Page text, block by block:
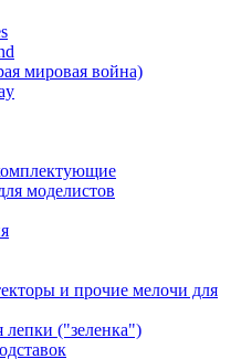
мировая война)
моделистов
и прочие мелочи для
("зеленка")